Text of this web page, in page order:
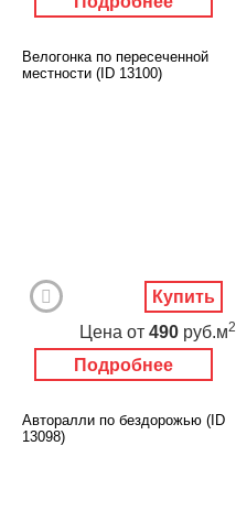
Велогонка по пересеченной
местности (ID 13100)
Подробнее
Цена от 490 руб.м2
Купить
Авторалли по бездорожью (ID
13098)